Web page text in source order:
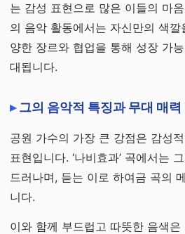
는 감성 표현으로 많은 이들의 마
의 음악 활동에서는 자신만의 색
양한 장르와 협업을 통해 성장 가
대됩니다.
그의 음악적 특징과 무대 매력
공원 가수의 가장 큰 강점은 감성
표현입니다. ‘나비효과’ 곡에서는
드러나며, 듣는 이로 하여금 곡의
니다.
이와 함께 부드럽고 따뜻한 음색